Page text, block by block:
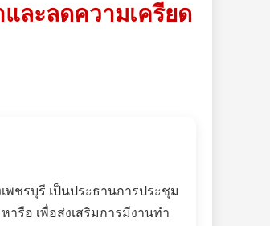
และลดความเครียด
ชรบุรี เป็นประธานการประชุม
รือ เพื่อส่งเสริมการมีงานทำ